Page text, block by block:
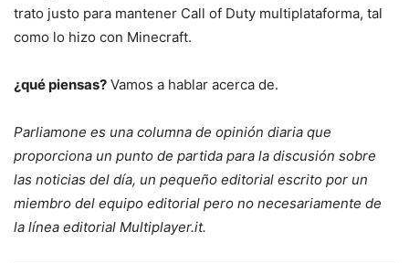
trato justo para mantener Call of Duty multiplataforma, tal
como lo hizo con Minecraft.
¿qué piensas? Vamos a hablar acerca de.
Parliamone es una columna de opinión diaria que
proporciona un punto de partida para la discusión sobre
las noticias del día, un pequeño editorial escrito por un
miembro del equipo editorial pero no necesariamente de
la línea editorial Multiplayer.it.